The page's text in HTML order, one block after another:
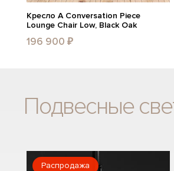
Кресло A Conversation Piece
Lounge Chair Low, Black Oak
196 900 ₽
Подвесные
Распродажа